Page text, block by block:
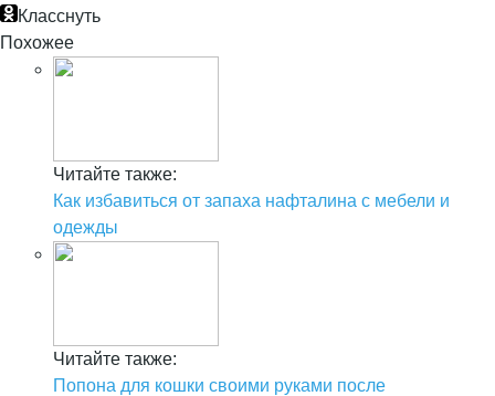
Класснуть
Похожее
Читайте также:
Как избавиться от запаха нафталина с мебели и
одежды
Читайте также:
Попона для кошки своими руками после